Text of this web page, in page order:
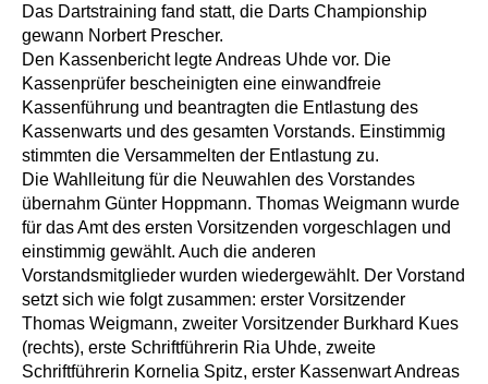
Das Dartstraining fand statt, die Darts Championship
gewann Norbert Prescher.
Den Kassenbericht legte Andreas Uhde vor. Die
Kassenprüfer bescheinigten eine einwandfreie
Kassenführung und beantragten die Entlastung des
Kassenwarts und des gesamten Vorstands. Einstimmig
stimmten die Versammelten der Entlastung zu.
Die Wahlleitung für die Neuwahlen des Vorstandes
übernahm Günter Hoppmann. Thomas Weigmann wurde
für das Amt des ersten Vorsitzenden vorgeschlagen und
einstimmig gewählt. Auch die anderen
Vorstandsmitglieder wurden wiedergewählt. Der Vorstand
setzt sich wie folgt zusammen: erster Vorsitzender
Thomas Weigmann, zweiter Vorsitzender Burkhard Kues
(rechts), erste Schriftführerin Ria Uhde, zweite
Schriftführerin Kornelia Spitz, erster Kassenwart Andreas